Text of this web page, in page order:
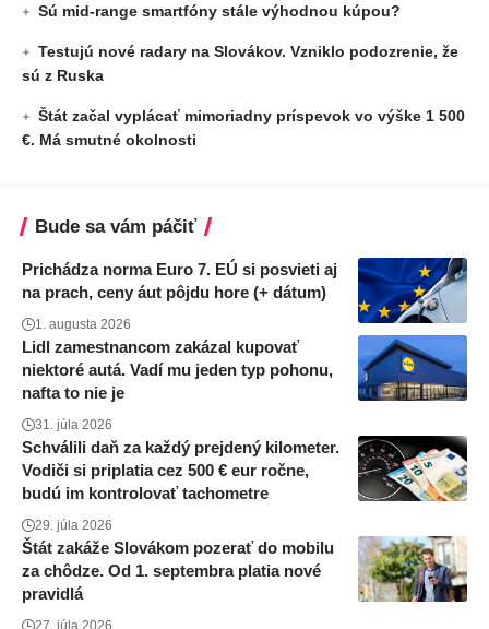
Sú mid-range smartfóny stále výhodnou kúpou?
Testujú nové radary na Slovákov. Vzniklo podozrenie, že
sú z Ruska
Štát začal vyplácať mimoriadny príspevok vo výške 1 500
€. Má smutné okolnosti
Bude sa vám páčiť
Prichádza norma Euro 7. EÚ si posvieti aj
na prach, ceny áut pôjdu hore (+ dátum)
1. augusta 2026
Lidl zamestnancom zakázal kupovať
niektoré autá. Vadí mu jeden typ pohonu,
nafta to nie je
31. júla 2026
Schválili daň za každý prejdený kilometer.
Vodiči si priplatia cez 500 € eur ročne,
budú im kontrolovať tachometre
29. júla 2026
Štát zakáže Slovákom pozerať do mobilu
za chôdze. Od 1. septembra platia nové
pravidlá
27. júla 2026